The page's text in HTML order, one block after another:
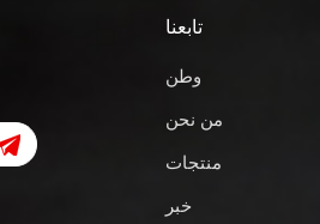
تابعنا
وطن
من نحن
منتجات
خبر